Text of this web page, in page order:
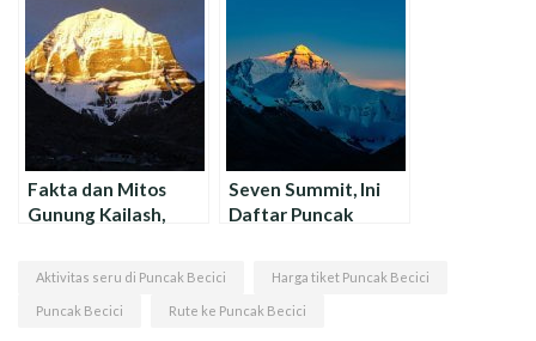
Sakura Selain
Jepang
Fakta dan Mitos
Gunung Kailash,
Seven Summit, Ini
Daftar Puncak
Aktivitas seru di Puncak Becici Harga tiket Puncak Becici
Puncak Becici Rute ke Puncak Becici